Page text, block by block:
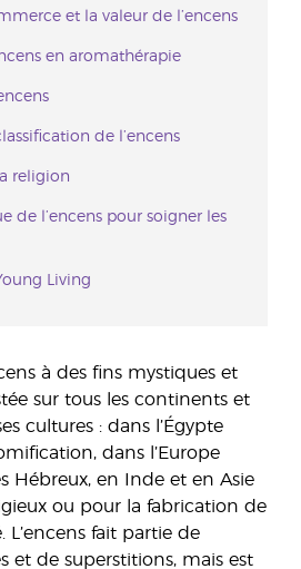
et la valeur de l’encens
en aromathérapie
de l’encens
religion
de l’encens pour soigner les
Living
à des fins mystiques et
sur tous les continents et
cultures : dans l’Égypte
dans l’Europe
Hébreux, en Inde et en Asie
ou pour la fabrication de
L’encens fait partie de
et de superstitions, mais est